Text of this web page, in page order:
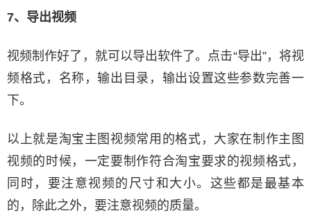
7、导出视频
视频制作好了，就可以导出软件了。点击“导出”，将视
频格式，名称，输出目录，输出设置这些参数完善一
下。
以上就是淘宝主图视频常用的格式，大家在制作主图
视频的时候，一定要制作符合淘宝要求的视频格式，
同时，要注意视频的尺寸和大小。这些都是最基本
的，除此之外，要注意视频的质量。